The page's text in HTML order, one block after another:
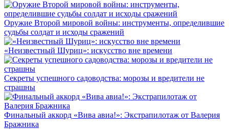
Оружие Второй мировой войны: инструменты, определившие
судьбы солдат и исходы сражений
«Неизвестный Шуриц»: искусство вне времени
Секреты успешного садоводства: морозы и вредители не
страшны
Финальный аккорд «Вива авиа!»: Экстрапилотаж от Валерия
Бражника